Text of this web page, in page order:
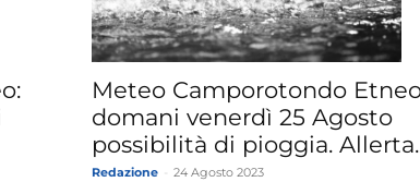
Meteo Camporotondo
domani venerdì 25 Agosto
possibilità di pioggia.
Redazione 24 Agosto 2023